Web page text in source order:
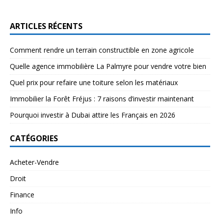
ARTICLES RÉCENTS
Comment rendre un terrain constructible en zone agricole
Quelle agence immobilière La Palmyre pour vendre votre bien
Quel prix pour refaire une toiture selon les matériaux
Immobilier la Forêt Fréjus : 7 raisons d’investir maintenant
Pourquoi investir à Dubai attire les Français en 2026
CATÉGORIES
Acheter-Vendre
Droit
Finance
Info